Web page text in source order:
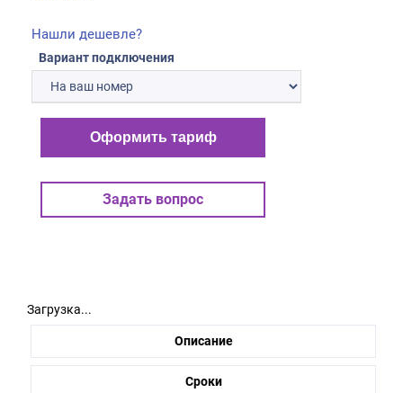
Нашли дешевле?
Вариант подключения
Оформить тариф
Задать вопрос
Загрузка...
Описание
Сроки